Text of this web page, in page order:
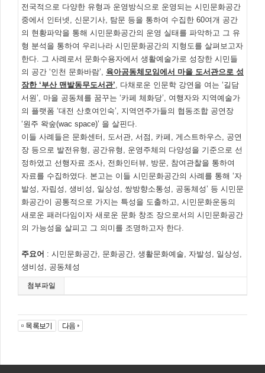
전국적으로 다양한 유형과 운영방식으로 운영되는 시민문화공간
중에서 인터넷, 신문기사, 탐문 등을 통하여 수집한 60여개 공간
의 현황파악을 통해 시민문화공간의 운영 실태를 파악하고 그 유
형 분석을 통하여 우리나라 시민문화공간의 지형도를 살펴보고자
한다. 그 사례로서 문화수용자에서 생활예술가로 성장한 시민들
의 공간 ‘인천 문화바람’, 육아공동체모임에서 마을 도서관으로 성
장한 ‘부산 맨발동무도서관’, 다채로운 인문학 강연을 여는 ‘길담
서원’, 마을 공동체를 꿈꾸는 ‘카페 체화당’, 여행자와 지역예술가
의 플랫폼 ‘대전 산호여인숙’, 지역연주가들의 협동조합 공연장
‘원주 왁숲(wac space)’ 을 살핀다.
이들 사례들은 문화센터, 도서관, 서점, 카페, 게스트하우스, 공연
장 등으로 발전유형, 공간유형, 운영주체의 다양성을 기준으로 선
정하였고 선행자료 조사, 전화인터뷰, 방문, 참여관찰을 통하여
자료를 수집하였다. 본고는 이들 시민문화공간의 사례를 통해 ‘자
발성, 자립성, 생비성, 일상성, 쌍방향소통성, 공동체성’ 등 시민문
화공간이 공통적으로 가지는 특성을 도출하고, 시민문화운동의
새로운 패러다임이자 새로운 문화 창조 장으로서의 시민문화공간
의 가능성을 살피고 그 의미를 조명하고자 한다.
주요어 : 시민문화공간, 문화공간, 생활문화예술, 자발성, 일상성,
생비성, 공동체성
첨부파일